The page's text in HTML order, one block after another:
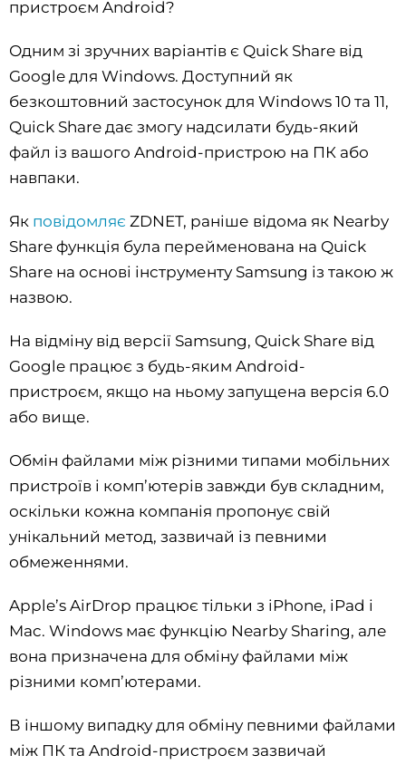
пристроєм Android?
Одним зі зручних варіантів є Quick Share від
Google для Windows. Доступний як
безкоштовний застосунок для Windows 10 та 11,
Quick Share дає змогу надсилати будь-який
файл із вашого Android-пристрою на ПК або
навпаки.
Як повідомляє ZDNET, раніше відома як Nearby
Share функція була перейменована на Quick
Share на основі інструменту Samsung із такою ж
назвою.
На відміну від версії Samsung, Quick Share від
Google працює з будь-яким Android-
пристроєм, якщо на ньому запущена версія 6.0
або вище.
Обмін файлами між різними типами мобільних
пристроїв і комп’ютерів завжди був складним,
оскільки кожна компанія пропонує свій
унікальний метод, зазвичай із певними
обмеженнями.
Apple’s AirDrop працює тільки з iPhone, iPad і
Mac. Windows має функцію Nearby Sharing, але
вона призначена для обміну файлами між
різними комп’ютерами.
В іншому випадку для обміну певними файлами
між ПК та Android-пристроєм зазвичай